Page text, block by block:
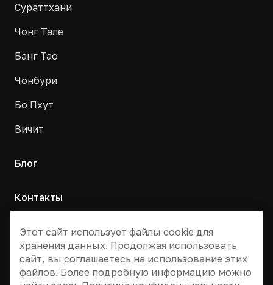
Сураттхани
Чонг Тале
Банг Тао
Чонбури
Бо Пхут
Вичит
Блог
Контакты
+7 495 955 13 12
info@dvizhtai.ru
Этот сайт использует файлы cookie для
хранения данных. Продолжая использовать
сайт, вы соглашаетесь на использование этих
файлов. Более подробную информацию можно